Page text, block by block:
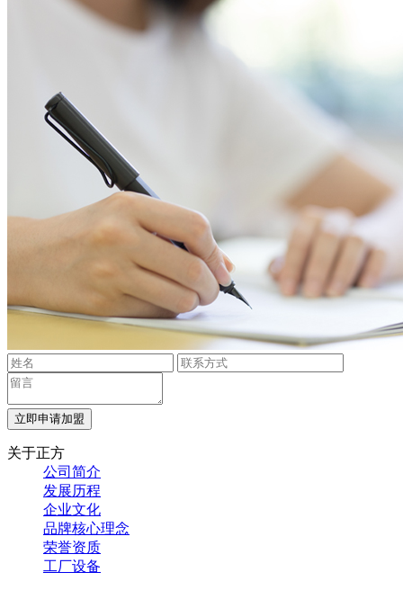
立即申请加盟
关于正方
公司简介
发展历程
企业文化
品牌核心理念
荣誉资质
工厂设备